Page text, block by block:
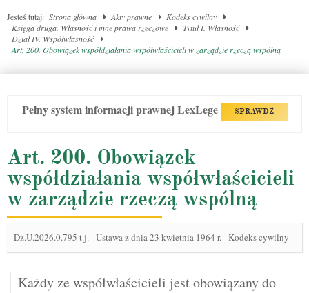
Jesteś tutaj: Strona główna Akty prawne
Kodeks cywilny
Księga druga. Własność i inne prawa rzeczowe
Tytuł I. Własność
Dział IV. Współwłasność
Art. 200. Obowiązek współdziałania współwłaścicieli w zarządzie rzeczą wspólną
Pełny system informacji prawnej LexLege SPRAWDŹ
Art. 200. Obowiązek
współdziałania współwłaścicieli
w zarządzie rzeczą wspólną
Dz.U.2026.0.795 t.j.-Ustawa z dnia 23 kwietnia 1964 r. - Kodeks cywilny
Każdy ze współwłaścicieli jest obowiązany do